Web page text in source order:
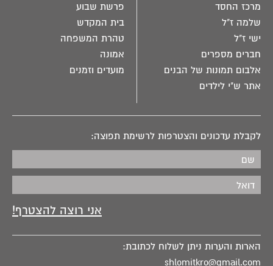
מרכז החסד
שלמה ז"ל
ישי ז"ל
חברים מספרים
אלבום תמונות של הבנים
אתר ש"י לילדים
פרשת שבוע
בית המקדש
טהרת המשפחה
אמונה
מועדים וזמנים
לקבלת עדכונים והצטרפות לרשימת תפוצה:
הארות והערות ניתן לשלוח לכתובת:
shlomitkro@gmail.com